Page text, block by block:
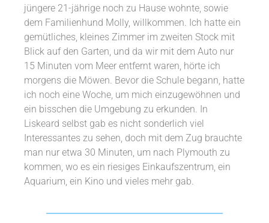
jüngere 21-jährige noch zu Hause wohnte, sowie
dem Familienhund Molly, willkommen. Ich hatte ein
gemütliches, kleines Zimmer im zweiten Stock mit
Blick auf den Garten, und da wir mit dem Auto nur
15 Minuten vom Meer entfernt waren, hörte ich
morgens die Möwen. Bevor die Schule begann, hatte
ich noch eine Woche, um mich einzugewöhnen und
ein bisschen die Umgebung zu erkunden. In
Liskeard selbst gab es nicht sonderlich viel
Interessantes zu sehen, doch mit dem Zug brauchte
man nur etwa 30 Minuten, um nach Plymouth zu
kommen, wo es ein riesiges Einkaufszentrum, ein
Aquarium, ein Kino und vieles mehr gab.